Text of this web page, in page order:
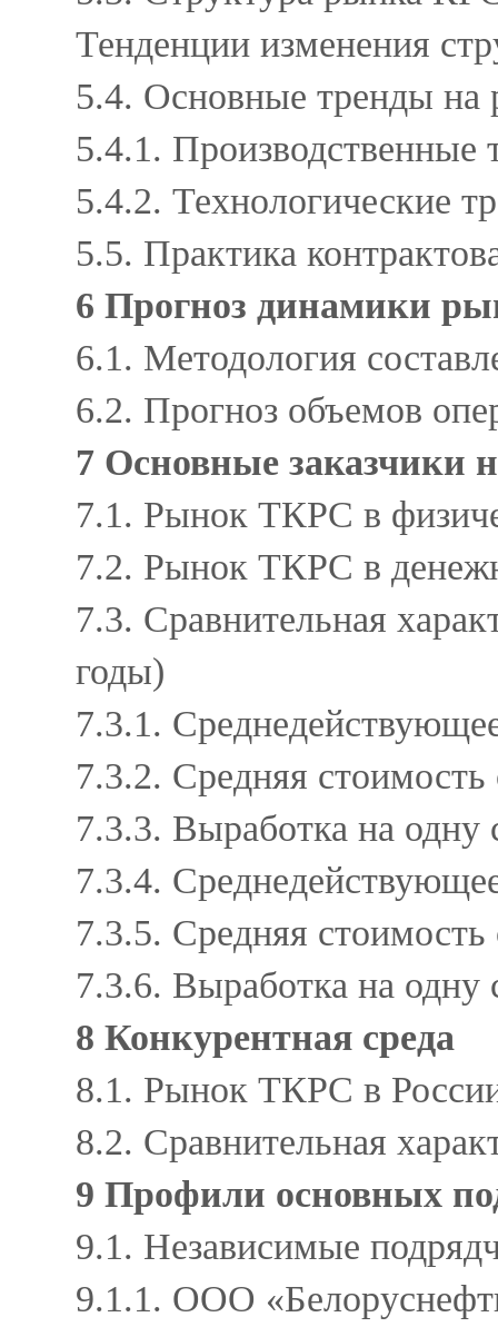
Тенденции изменения
5.4. Основные тренды
5.4.1.
5.4.2. Технологические
5.5. Практика
6 Прогноз динамики
6.1. Методология
6.2. Прогноз объемов
7 Основные
7.1. Рынок ТКРС в
7.2. Рынок ТКРС в
7.3. Сравнительная
годы)
7.3.1.
7.3.2. Средняя
7.3.3. Выработка на
7.3.4.
7.3.5. Средняя
7.3.6. Выработка на
8 Конкурентная среда
8.1. Рынок ТКРС в
8.2. Сравнительная
9 Профили основных
9.1. Независимые
9.1.1. ООО